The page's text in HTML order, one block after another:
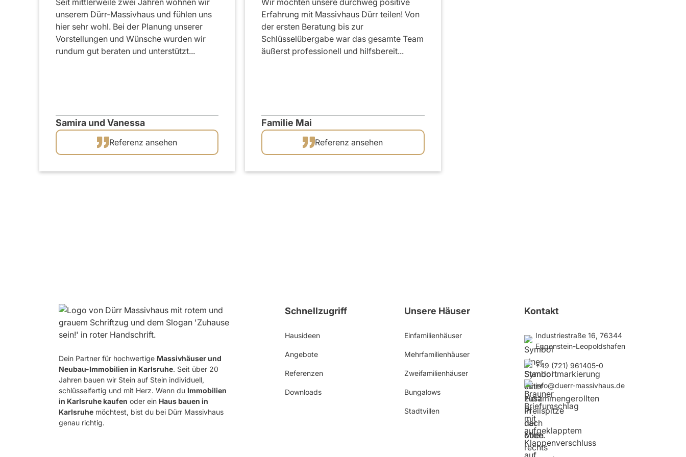
Seit mittlerweile zwei Jahren wohnen wir
unserem Dürr-Massivhaus und fühlen uns
hier sehr wohl. Bei der Planung unserer
Vorstellungen und Wünsche wurden wir
rundum gut beraten und unterstützt...
Samira und Vanessa
Referenz ansehen
Wir möchten unsere durchweg positive
Erfahrung mit Massivhaus Dürr teilen! Von
der ersten Beratung bis zur
Schlüsselübergabe war das gesamte Team
äußerst professionell und hilfsbereit...
Familie Mai
Referenz ansehen
Dein Partner für hochwertige Massivhäuser und
Neubau-Immobilien in Karlsruhe. Seit über 20
Jahren bauen wir Stein auf Stein individuell,
schlüsselfertig und mit Herz. Wenn du Immobilien
in Karlsruhe kaufen oder ein Haus bauen in
Karlsruhe möchtest, bist du bei Dürr Massivhaus
genau richtig.
Schnellzugriff
Hausideen
Angebote
Referenzen
Downloads
Unsere Häuser
Einfamilienhäuser
Mehrfamilienhäuser
Zweifamilienhäuser
Bungalows
Stadtvillen
Kontakt
Industriestraße 16, 76344
Eggenstein-Leopoldshafen
+49 (721) 961405-0
info@duerr-massivhaus.de